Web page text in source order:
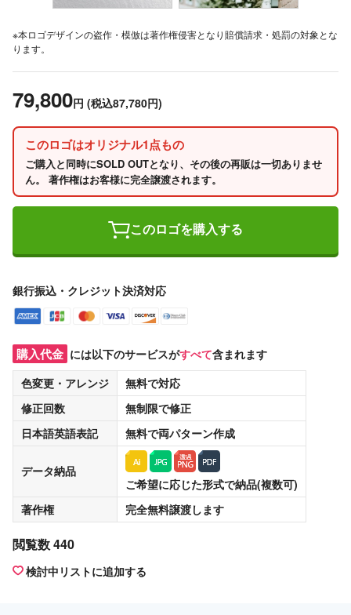
※本ロゴデザインの盗作・模倣は著作権侵害となり賠償請求・処罰の対象とな
ります。
79,800円 (税込87,780円)
このロゴはオリジナル1点もの
ご購入と同時にSOLD OUTとなり、その後の再販は一切ありませ
ん。 著作権はお客様に完全譲渡されます。
このロゴを購入する
銀行振込・クレジット決済対応
購入代金 には以下のサービスがすべて含まれます
色変更・アレンジ
無料で対応
修正回数
無制限で修正
日本語英語表記
無料で両パターン作成
データ納品
ご希望に応じた形式で納品(複数可)
著作権
完全無料譲渡します
閲覧数 440
検討中リストに追加する